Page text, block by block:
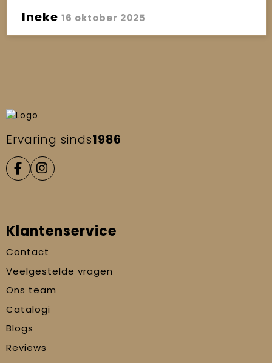
Ineke 16 oktober 2025
Ervaring sinds1986
Klantenservice
Contact
Veelgestelde vragen
Ons team
Catalogi
Blogs
Reviews